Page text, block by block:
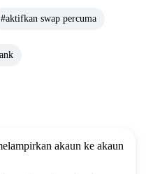
#aktifkan swap percuma
akaun ke akaun